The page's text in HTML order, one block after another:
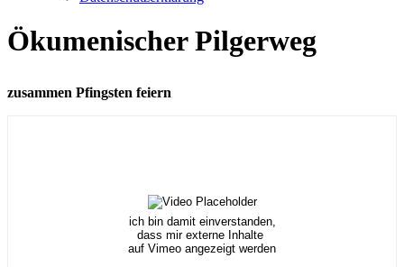
Ökumenischer Pilgerweg
zusammen Pfingsten feiern
ich bin damit einverstanden,
dass mir externe Inhalte
auf Vimeo angezeigt werden